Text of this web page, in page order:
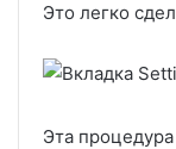
Это легко
Эта